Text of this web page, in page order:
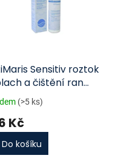
Sensitiv roztok
a čištění ran
(>5 ks)
Kč
Do košíku